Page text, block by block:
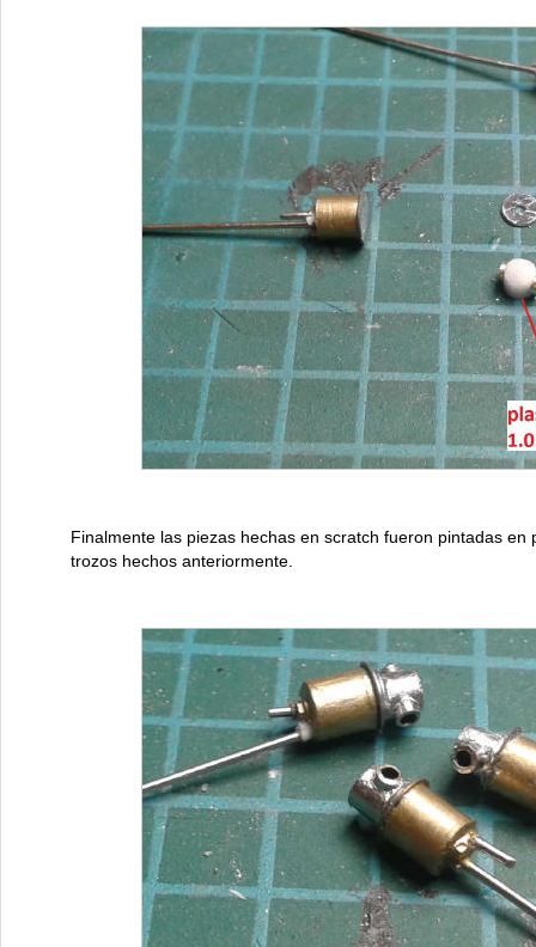
Finalmente las piezas hechas en scratch fueron pintadas en
trozos hechos anteriormente.